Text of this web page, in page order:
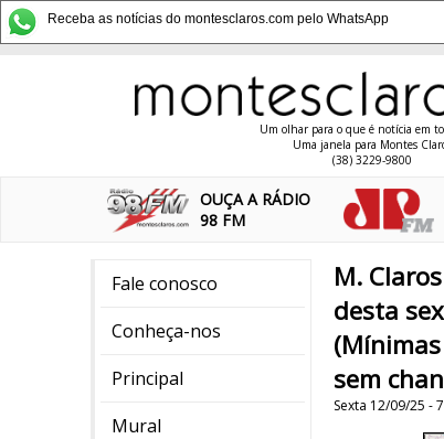
Receba as notícias do montesclaros.com pelo WhatsApp
Um olhar para o que é notícia em
Uma janela para Montes
(38) 3229-9800
OUÇA A RÁDIO
98 FM
Fale conosco
Conheça-nos
Principal
Mural
M.
desta
sem
Sexta 12/09/25 -